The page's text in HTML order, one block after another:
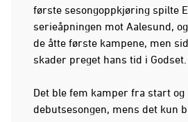
første sesongoppkjøring spilte
serieåpningen mot Aalesund,
de åtte første kampene, men
skader preget hans tid i Godset.
Det ble fem kamper fra start og
debutsesongen, mens det kun